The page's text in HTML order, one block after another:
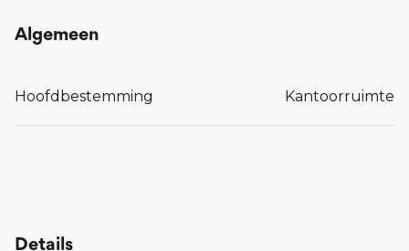
Algemeen
Hoofdbestemming Kantoorruimte
Details